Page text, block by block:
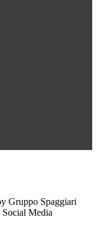
Gruppo Spaggiari
Media